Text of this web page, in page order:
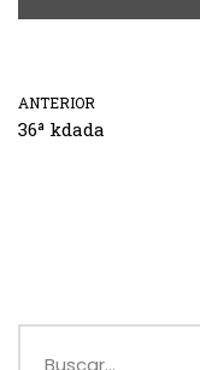
ANTERIOR
36ª kdada